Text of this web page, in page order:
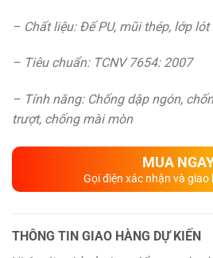
– Chất liệu: Đế PU, mũi thép, lớp
– Tiêu chuẩn: TCNV 7654: 2007
– Tính năng: Chống dập ngón,
trượt, chống mài mòn
MUA
Gọi điện xác nhận và
THÔNG TIN GIAO HÀNG DỰ KIẾN